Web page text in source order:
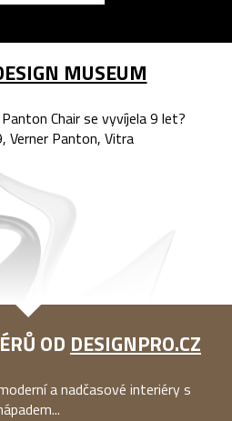
MUSEUM
Chair se vyvíjela 9 let?
Verner Panton, Vitra
OD DESIGNPRO.CZ
a nadčasové interiéry s